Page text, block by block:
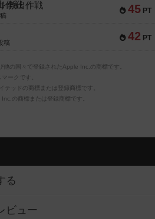
45 PT
救出作戦
42 PT
稿
の国々で登録されたApple Inc.の商標です。
ークです。
ッドの商標または登録商標です。
の商標または登録商標です。
る
ビュー